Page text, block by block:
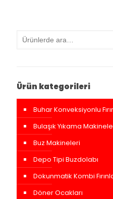
Ürün kategorileri
Buhar Konveksiyonlu
Bulaşık Yıkama
Buz Makineleri
Depo Tipi Buzdolabı
Dokunmatik Kombi
Döner Ocakları